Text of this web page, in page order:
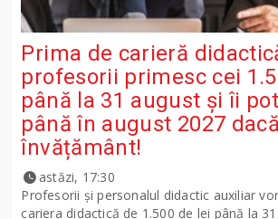
Prima de carieră
profesorii primesc cei
până la 31 august și îi
până în august 2027
învățământ!
astăzi, 17:30
Profesorii și personalul didactic auxiliar
cariera didactică de 1.500 de lei până la